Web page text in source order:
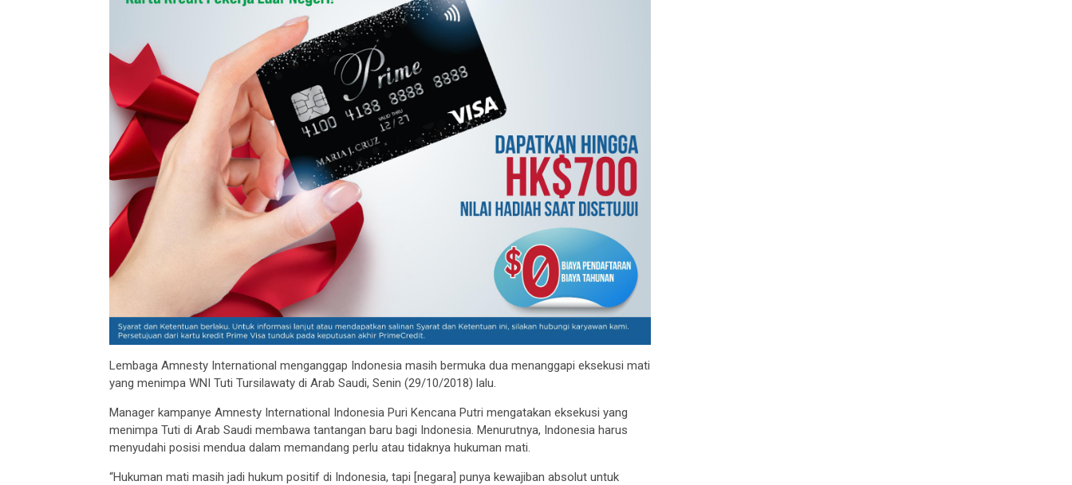
Lembaga Amnesty International menganggap Indonesia masih bermuka dua menanggapi eksekusi mati
yang menimpa WNI Tuti Tursilawaty di Arab Saudi, Senin (29/10/2018) lalu.
Manager kampanye Amnesty International Indonesia Puri Kencana Putri mengatakan eksekusi yang
menimpa Tuti di Arab Saudi membawa tantangan baru bagi Indonesia. Menurutnya, Indonesia harus
menyudahi posisi mendua dalam memandang perlu atau tidaknya hukuman mati.
“Hukuman mati masih jadi hukum positif di Indonesia, tapi [negara] punya kewajiban absolut untuk